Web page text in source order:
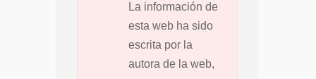
La información de
esta web ha sido
escrita por la
autora de la web,